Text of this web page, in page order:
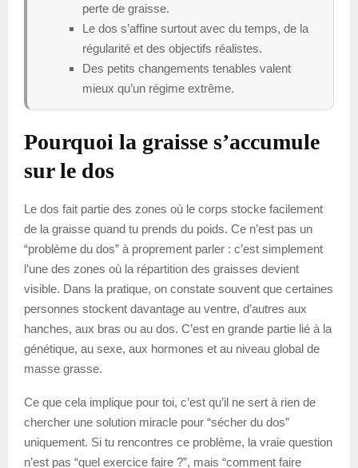
perte de graisse.
Le dos s’affine surtout avec du temps, de la
régularité et des objectifs réalistes.
Des petits changements tenables valent
mieux qu’un régime extrême.
Pourquoi la graisse s’accumule
sur le dos
Le dos fait partie des zones où le corps stocke facilement
de la graisse quand tu prends du poids. Ce n’est pas un
“problème du dos” à proprement parler : c’est simplement
l’une des zones où la répartition des graisses devient
visible. Dans la pratique, on constate souvent que certaines
personnes stockent davantage au ventre, d’autres aux
hanches, aux bras ou au dos. C’est en grande partie lié à la
génétique, au sexe, aux hormones et au niveau global de
masse grasse.
Ce que cela implique pour toi, c’est qu’il ne sert à rien de
chercher une solution miracle pour “sécher du dos”
uniquement. Si tu rencontres ce problème, la vraie question
n’est pas “quel exercice faire ?”, mais “comment faire